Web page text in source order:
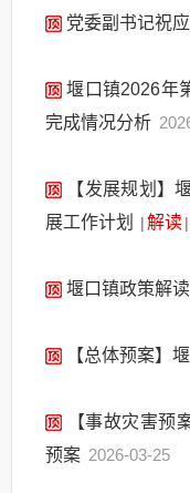
党委副书记祝
堰口镇2026年
完成情况分析
【发展规划】
展工作计划
|解读|
堰口镇政策解
【总体预案】
【事故灾害预
预案 2026-03-25